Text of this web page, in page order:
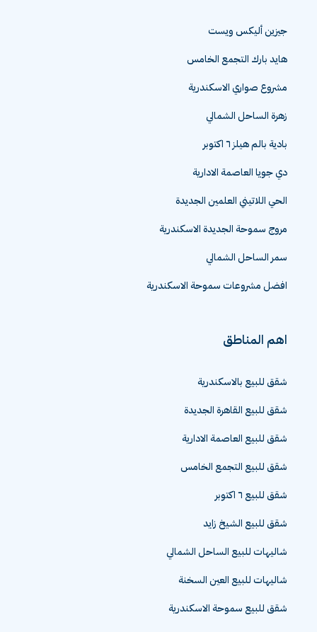
جيزين أليكس ويست
هايد بارك التجمع الخامس
مشروع صواري الاسكندرية
زهرة الساحل الشمالي
بادية بالم هيلز ٦ اكتوبر
دي جويا العاصمة الادارية
الحي اللاتيني العلمين الجديدة
مروج سموحة الجديدة الاسكندرية
سمر الساحل الشمالي
افضل مشروعات سموحة الاسكندرية
اهم المناطق
شقق للبيع بالاسكندرية
شقق للبيع القاهرة الجديدة
شقق للبيع العاصمة الادارية
شقق للبيع التجمع الخامس
شقق للبيع ٦ اكتوبر
شقق للبيع الشيخ زايد
شاليهات للبيع الساحل الشمالي
شاليهات للبيع العين السخنة
شقق للبيع سموحة الاسكندرية